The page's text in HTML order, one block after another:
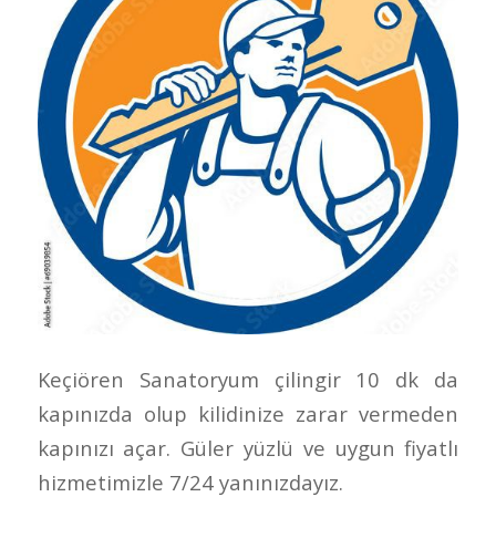
Keçiören Sanatoryum çilingir 10 dk da
kapınızda olup kilidinize zarar vermeden
kapınızı açar. Güler yüzlü ve uygun fiyatlı
hizmetimizle 7/24 yanınızdayız.